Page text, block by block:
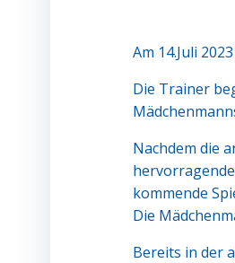
Am 14.Juli
Die Trainer
Nachdem die
kommende
Die
Bereits in der